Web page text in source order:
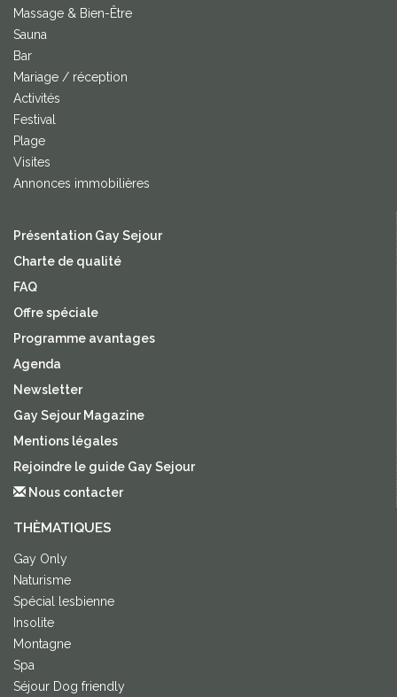
Massage & Bien-Être
Sauna
Bar
Mariage / réception
Activités
Festival
Plage
Visites
Annonces immobilières
Présentation Gay Sejour
Charte de qualité
FAQ
Offre spéciale
Programme avantages
Agenda
Newsletter
Gay Sejour Magazine
Mentions légales
Rejoindre le guide Gay Sejour
Nous contacter
THÈMATIQUES
Gay Only
Naturisme
Spécial lesbienne
Insolite
Montagne
Spa
Séjour Dog friendly